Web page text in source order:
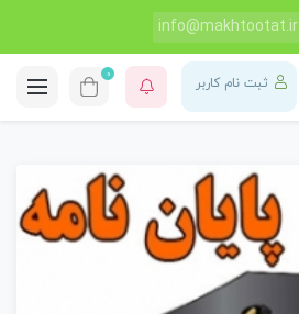
info@makhtootat.ir
ثبت نام کاربر
0